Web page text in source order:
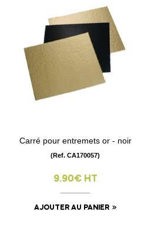
Carré pour entremets or - noir
(Ref. CA170057)
9.90€ HT
AJOUTER AU PANIER